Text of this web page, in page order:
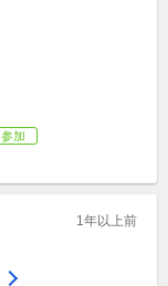
加
1年以上前